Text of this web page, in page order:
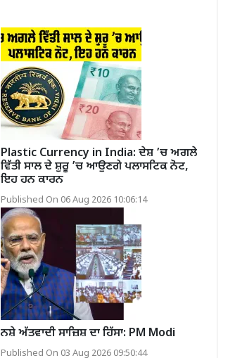
Plastic Currency in India: ਦੇਸ਼ ’ਚ ਅਗਲੇ
ਵਿੱਤੀ ਸਾਲ ਦੇ ਸ਼ੁਰੂ ’ਚ ਆਉਣਗੇ ਪਲਾਸਟਿਕ ਨੋਟ,
ਇਹ ਹਨ ਕਾਰਨ
Published On 06 Aug 2026 10:06:14
ਨਸ਼ੇ ਅੱਤਵਾਦੀ ਸਾਜ਼ਿਸ਼ ਦਾ ਹਿੱਸਾ: PM Modi
Published On 03 Aug 2026 09:50:44